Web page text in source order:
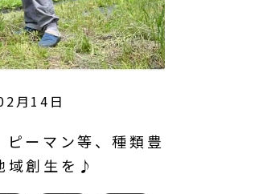
月14日
ーマン等、種類豊
域創生を♪